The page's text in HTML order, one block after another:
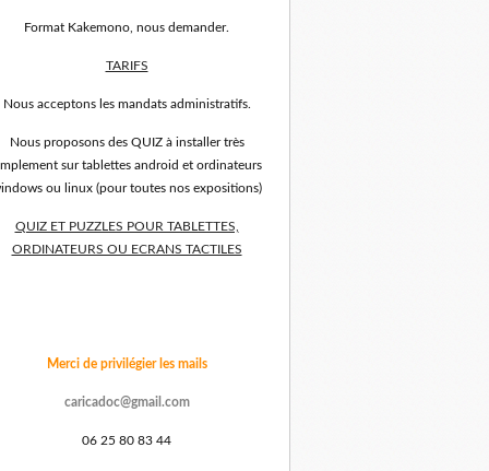
Format Kakemono, nous demander.
TARIFS
Nous acceptons les mandats administratifs.
Nous proposons des QUIZ à installer très
sur tablettes android et ordinateurs
ou linux (pour toutes nos expositions)
QUIZ ET PUZZLES POUR TABLETTES,
ORDINATEURS OU ECRANS TACTILES
Merci de privilégier les mails
caricadoc@gmail.com
06 25 80 83 44